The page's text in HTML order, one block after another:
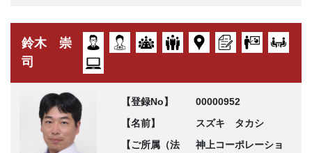
鈴木 崇
司
【登録No】
00000952
【名前】
スズキ タカシ
【ご所属（法
神上コーポレーショ